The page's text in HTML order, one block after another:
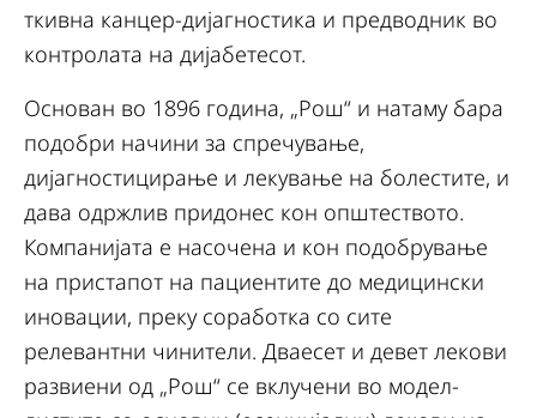
ткивна канцер-дијагностика и предводник во
контролата на дијабетесот.
Основан во 1896 година, „Рош“ и натаму бара
подобри начини за спречување,
дијагностицирање и лекување на болестите, и
дава одржлив придонес кон општеството.
Компанијата е насочена и кон подобрување
на пристапот на пациентите до медицински
иновации, преку соработка со сите
релевантни чинители. Дваесет и девет лекови
развиени од „Рош“ се вклучени во модел-